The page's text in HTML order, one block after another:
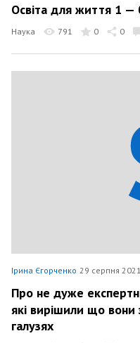
Освіта для життя 1 —
Наука 791 0 0
Ірина Єгорченко 29 серпня
Про не дуже
які вирішили що вони
галузях